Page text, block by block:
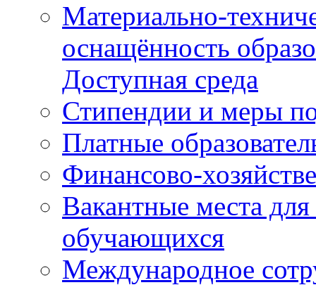
Материально-
оснащённость
Доступная среда
Стипендии и меры
Платные
Финансово-
Вакантные места
обучающихся
Международное